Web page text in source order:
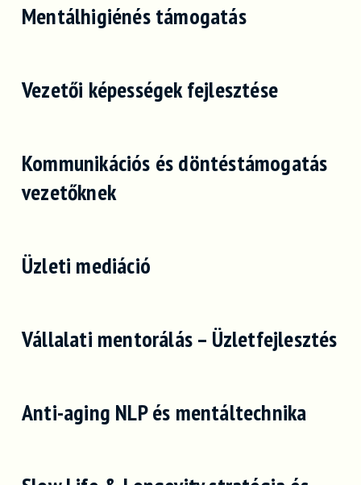
Mentálhigiénés támogatás
Vezetői képességek fejlesztése
Kommunikációs és döntéstámogatás
vezetőknek
Üzleti mediáció
Vállalati mentorálás – Üzletfejlesztés
Anti-aging NLP és mentáltechnika